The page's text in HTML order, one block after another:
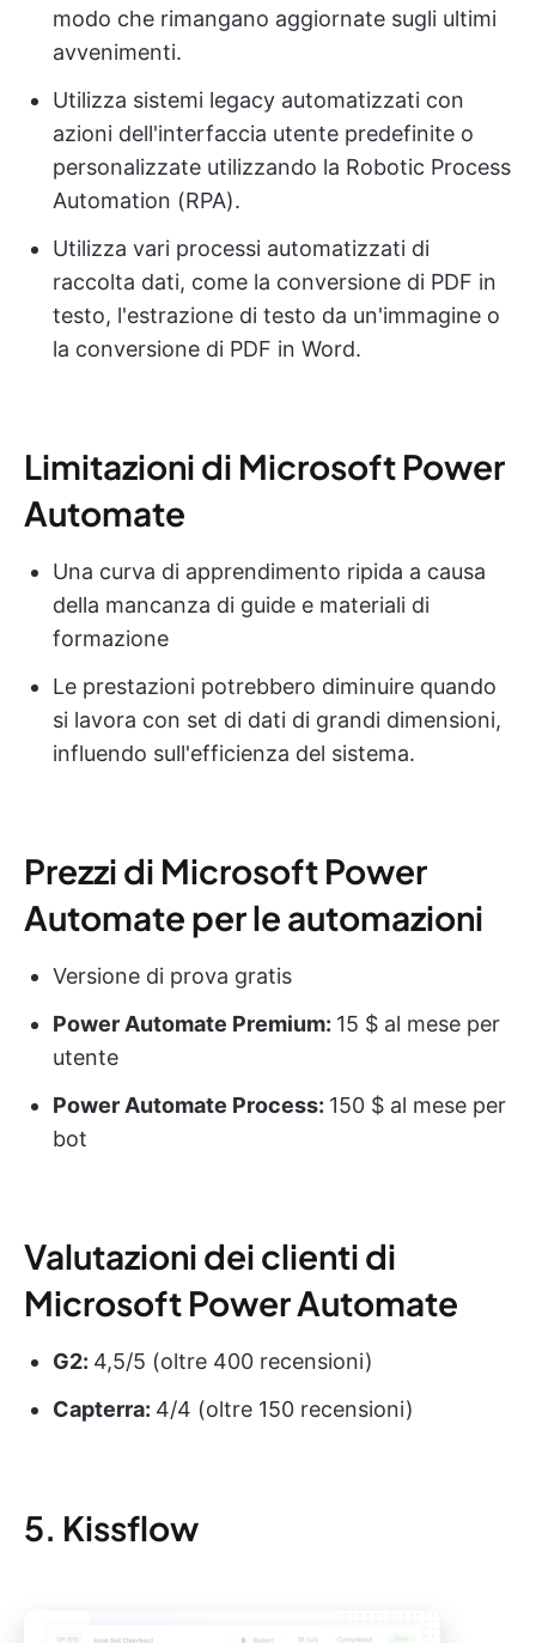
modo che rimangano aggiornate sugli ultimi
avvenimenti.
Utilizza sistemi legacy automatizzati con
azioni dell'interfaccia utente predefinite o
personalizzate utilizzando la Robotic Process
Automation (RPA).
Utilizza vari processi automatizzati di
raccolta dati, come la conversione di PDF in
testo, l'estrazione di testo da un'immagine o
la conversione di PDF in Word.
Limitazioni di Microsoft Power
Automate
Una curva di apprendimento ripida a causa
della mancanza di guide e materiali di
formazione
Le prestazioni potrebbero diminuire quando
si lavora con set di dati di grandi dimensioni,
influendo sull'efficienza del sistema.
Prezzi di Microsoft Power
Automate per le automazioni
Versione di prova gratis
Power Automate Premium: 15 $ al mese per
utente
Power Automate Process: 150 $ al mese per
bot
Valutazioni dei clienti di
Microsoft Power Automate
G2: 4,5/5 (oltre 400 recensioni)
Capterra: 4/4 (oltre 150 recensioni)
5. Kissflow